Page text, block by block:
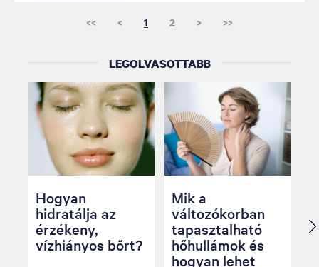
<< < 1 2 > >>
LEGOLVASOTTABB
Hogyan
hidratálja az
érzékeny,
vízhiányos bőrt?
Mik a
változókorban
tapasztalható
hőhullámok és
hogyan lehet